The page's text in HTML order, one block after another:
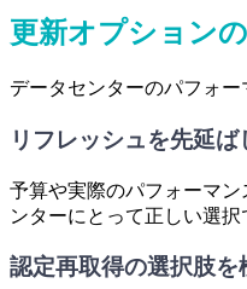
更新オプション
データセンターのパフォ
リフレッシュを先延
予算や実際のパフォーマ
ンターにとって正しい選
認定再取得の選択肢を